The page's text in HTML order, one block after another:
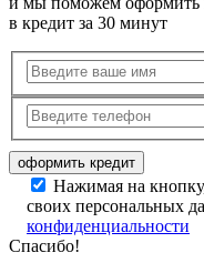
в кредит за 30 минут
Нажимая на
своих персональных
конфиденциальности
Спасибо!